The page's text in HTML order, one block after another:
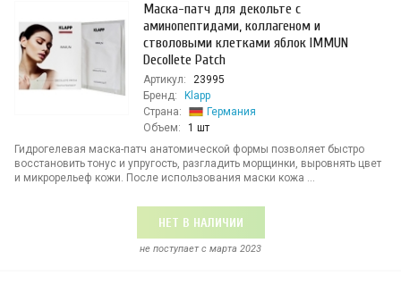
Маска-патч для декольте с
аминопептидами, коллагеном и
стволовыми клетками яблок IMMUN
Decollete Patch
Артикул:
23995
Бренд:
Klapp
Страна:
Германия
Объем:
1 шт
Гидрогелевая маска-патч анатомической формы позволяет быстро
восстановить тонус и упругость, разгладить морщинки, выровнять цвет
и микрорельеф кожи. После использования маски кожа ...
НЕТ В НАЛИЧИИ
не поступает c марта 2023